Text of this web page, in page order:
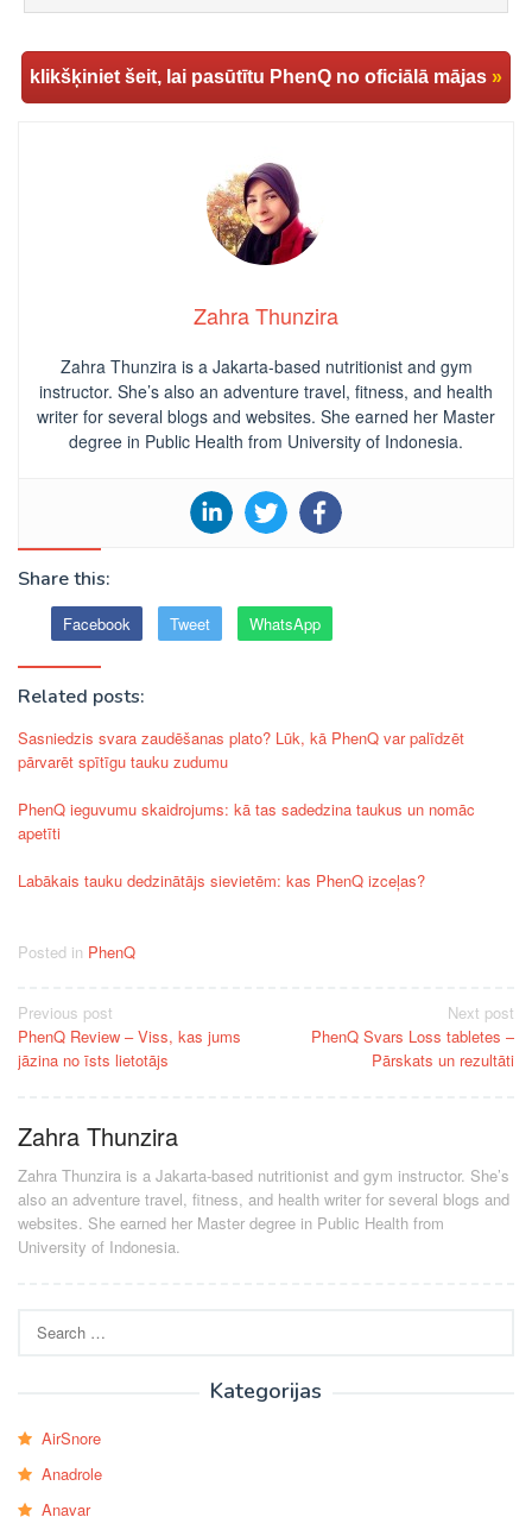
klikšķiniet šeit, lai pasūtītu PhenQ no oficiālā mājas »
Zahra Thunzira
Zahra Thunzira is a Jakarta-based nutritionist and gym
instructor. She’s also an adventure travel, fitness, and health
writer for several blogs and websites. She earned her Master
degree in Public Health from University of Indonesia.
Share this:
Facebook Tweet WhatsApp
Related posts:
Sasniedzis svara zaudēšanas plato? Lūk, kā PhenQ var palīdzēt
pārvarēt spītīgu tauku zudumu
PhenQ ieguvumu skaidrojums: kā tas sadedzina taukus un nomāc
apetīti
Labākais tauku dedzinātājs sievietēm: kas PhenQ izceļas?
Posted in PhenQ
Post
navigation
Previous post
PhenQ Review – Viss, kas jums
jāzina no īsts lietotājs
Next post
PhenQ Svars Loss tabletes –
Pārskats un rezultāti
Zahra Thunzira
Zahra Thunzira is a Jakarta-based nutritionist and gym instructor. She’s
also an adventure travel, fitness, and health writer for several blogs and
websites. She earned her Master degree in Public Health from
University of Indonesia.
for:
Kategorijas
AirSnore
Anadrole
Anavar